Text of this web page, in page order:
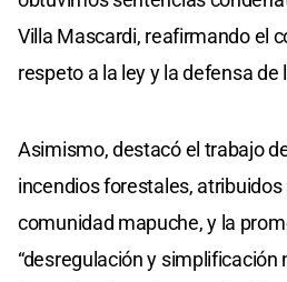
Villa Mascardi, reafirmando el
respeto a la ley y la defensa de
Asimismo, destacó el trabajo
incendios forestales, atribuidos
comunidad mapuche, y la
“desregulación y simplificación